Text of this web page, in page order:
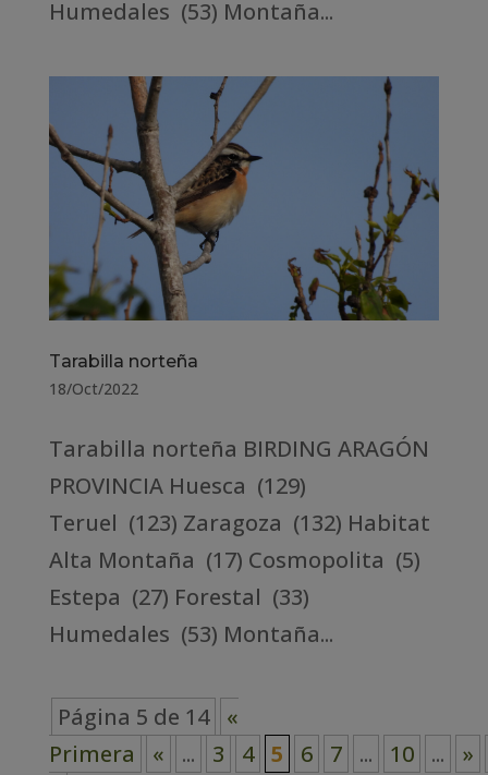
Humedales (53) Montaña...
Tarabilla norteña
18/Oct/2022
Tarabilla norteña BIRDING ARAGÓN
PROVINCIA Huesca (129)
Teruel (123) Zaragoza (132) Habitat
Alta Montaña (17) Cosmopolita (5)
Estepa (27) Forestal (33)
Humedales (53) Montaña...
Página 5 de 14
«
Primera
« ... 3 4 5 6 7 ... 10 ...
»